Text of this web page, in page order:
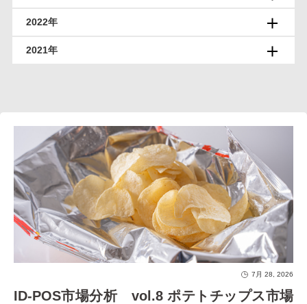
2022年
2021年
7月 28, 2026
ID-POS市場分析 vol.8 ポテトチップス市場